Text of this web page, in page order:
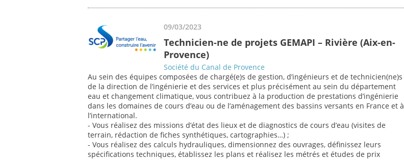
09/03/2023
Technicien-ne de projets GEMAPI – Rivière (Aix-en-
Provence)
Société du Canal de Provence
Au sein des équipes composées de chargé(e)s de gestion, d’ingénieurs et de technicien(ne)s
de la direction de l’ingénierie et des services et plus précisément au sein du département
eau et changement climatique, vous contribuez à la production de prestations d’ingénierie
dans les domaines de cours d’eau ou de l’aménagement des bassins versants en France et à
l’international.
- Vous réalisez des missions d’état des lieux et de diagnostics de cours d’eau (visites de
terrain, rédaction de fiches synthétiques, cartographies…) ;
- Vous réalisez des calculs hydrauliques, dimensionnez des ouvrages, définissez leurs
spécifications techniques, établissez les plans et réalisez les métrés et études de prix